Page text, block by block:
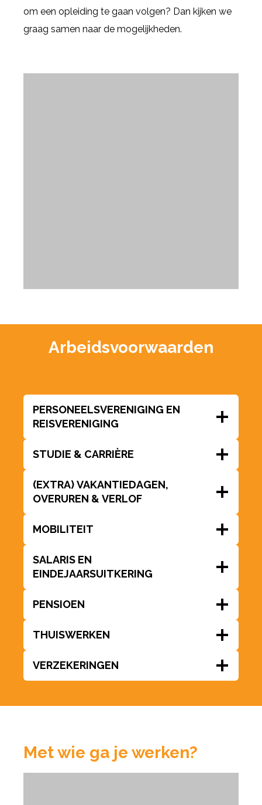
om een opleiding te gaan volgen? Dan kijken we
graag samen naar de mogelijkheden.
Arbeidsvoorwaarden
PERSONEELSVERENIGING EN
REISVERENIGING
STUDIE & CARRIÈRE
(EXTRA) VAKANTIEDAGEN,
OVERUREN & VERLOF
MOBILITEIT
SALARIS EN
EINDEJAARSUITKERING
PENSIOEN
THUISWERKEN
VERZEKERINGEN
Met wie ga je werken?